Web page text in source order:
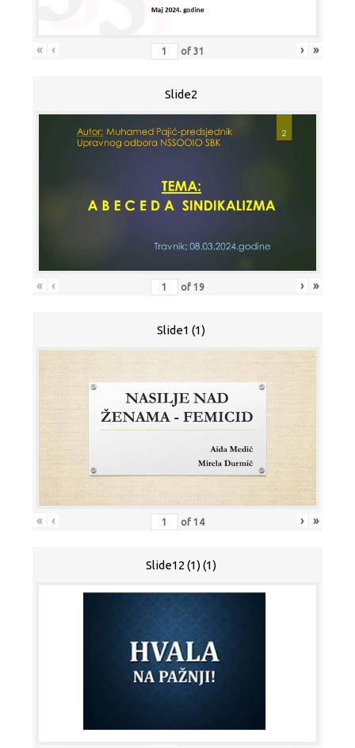
« ‹ of 31 › »
Slide2
« ‹ of 19 › »
Slide1 (1)
« ‹ of 14 › »
Slide12 (1) (1)